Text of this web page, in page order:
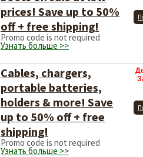
prices! Save up to 50%
off + free shipping!
Promo code is not required
Узнать больше >>
Cables, chargers,
portable batteries,
holders & more! Save
up to 50% off + free
shipping!
Promo code is not required
Узнать больше >>